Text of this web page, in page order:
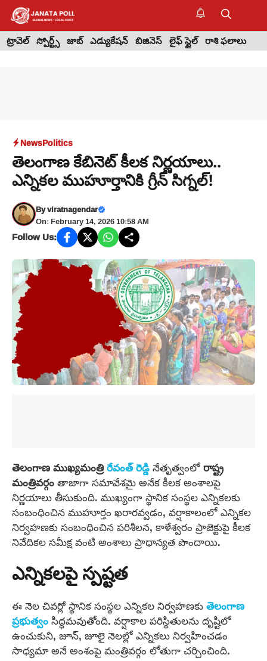
Skip
content
ట్రావెల్ స్పోర్ట్స్ జాబ్ ఎడ్యుకేషన్ బిజినెస్ లైఫ్ స్టైల్ రాశి ఫలాలు
NewsPolitics
తెలంగాణ కేబినెట్ కీలక నిర్ణయాలు..
ఎన్నికల ముహూర్తానికి గ్రీన్ సిగ్నల్!
Byviratnagendar
On: February 14, 2026 10:58 AM
Follow Us:
తెలంగాణ ముఖ్యమంత్రిరేవంత్ రెడ్డినేతృత్వంలోరాష్ట్ర
మంత్రివర్గంతాజాగా సమావేశమై అనేక కీలక అంశాలపై
నిర్ణయాలు తీసుకుంది. ముఖ్యంగా స్థానిక సంస్థల ఎన్నికలకు
సంబంధించిన ముహూర్తం ఖరారవ్వడం, వర్షాకాలంలో ఎన్నికల
నిర్వహణకు సంబంధించిన పరిశీలన, కాళేశ్వరం ప్రాజెక్టుపై కీలక
నివేదికల సమీక్ష వంటి అంశాలు ప్రాధాన్యత పొందాయి.
ఎన్నికలపై స్పష్టత
ఈ నెల చివర్లో స్థానిక సంస్థల ఎన్నికల నిర్వహణకుతెలంగాణ
ప్రభుత్వంసిద్ధమవుతోంది. వర్షాకాల పరిస్థితులను దృష్టిలో
ఉంచుకుని, జూన్, జూలై నెలల్లో ఎన్నికలు నిర్వహించడం
సాధ్యమా అనే అంశంపై మంత్రివర్గం లోతుగా చర్చించింది.